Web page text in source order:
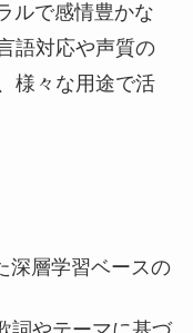
ルで感情豊かな
語対応や声質の
様々な用途で活
深層学習ベースの